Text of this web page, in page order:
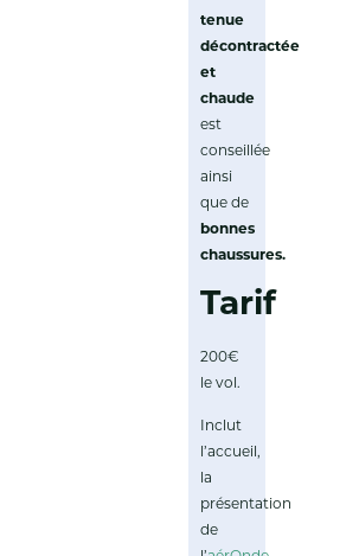
tenue
décontractée
et
chaude
est
conseillée
ainsi
que de
bonnes
chaussures.
Tarif
200€
le vol.
Inclut
l’accueil,
la
présentation
de